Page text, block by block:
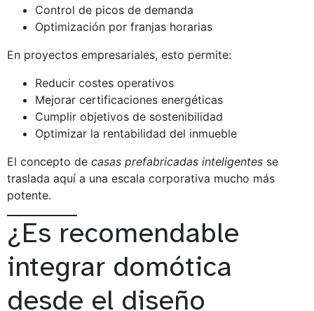
Control de picos de demanda
Optimización por franjas horarias
En proyectos empresariales, esto permite:
Reducir costes operativos
Mejorar certificaciones energéticas
Cumplir objetivos de sostenibilidad
Optimizar la rentabilidad del inmueble
El concepto de casas prefabricadas inteligentes se
traslada aquí a una escala corporativa mucho más
potente.
¿Es recomendable
integrar domótica
desde el diseño